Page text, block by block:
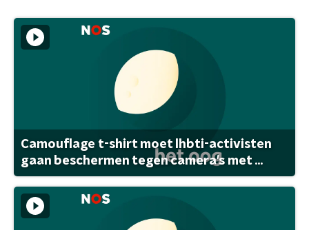
Camouflage t-shirt moet lhbti-activisten
gaan beschermen tegen camera's met ...